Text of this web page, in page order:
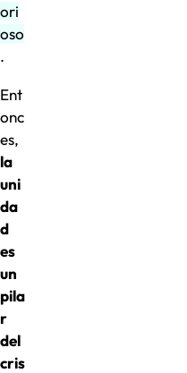
ori
oso
.
Ent
onc
es,
la
uni
da
d
es
un
pila
r
del
cris